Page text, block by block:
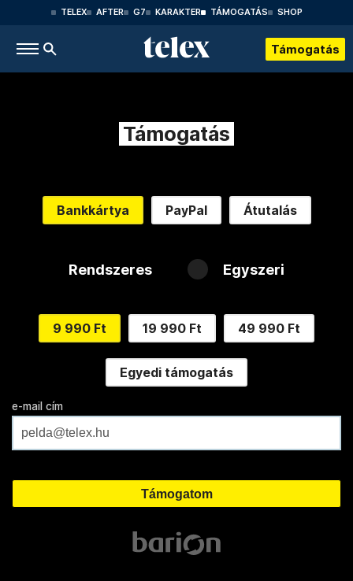
TELEX AFTER G7 KARAKTER TÁMOGATÁS SHOP
Támogatás
Támogatás
Bankkártya PayPal Átutalás
Rendszeres Egyszeri
9 990 Ft 19 990 Ft 49 990 Ft
Egyedi támogatás
e-mail cím